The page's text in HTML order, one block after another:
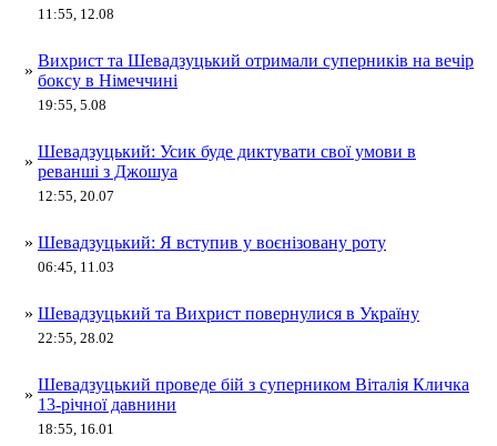
11:55, 12.08
»
Вихрист та Шевадзуцький отримали суперників на вечір
боксу в Німеччині
19:55, 5.08
»
Шевадзуцький: Усик буде диктувати свої умови в
реванші з Джошуа
12:55, 20.07
» Шевадзуцький: Я вступив у воєнізовану роту
06:45, 11.03
» Шевадзуцький та Вихрист повернулися в Україну
22:55, 28.02
»
Шевадзуцький проведе бій з суперником Віталія Кличка
13-річної давнини
18:55, 16.01